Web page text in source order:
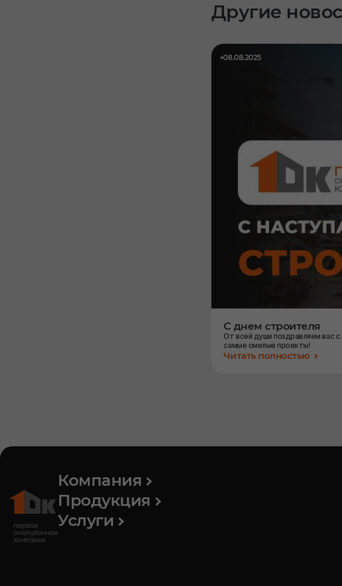
Другие
С днем строителя
От всей души поздравляем вас
самые смелые проекты!
Читать полностью
08.08.2025
Компания
Продукция
Услуги